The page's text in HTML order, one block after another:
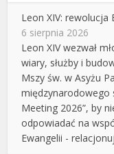
Leon XIV: rewolucja
6 sierpnia 2026
Leon XIV wezwał
wiary, służby i
Mszy św. w Asyżu
międzynarodowego
Meeting 2026”, by
odpowiadać na
Ewangelii -